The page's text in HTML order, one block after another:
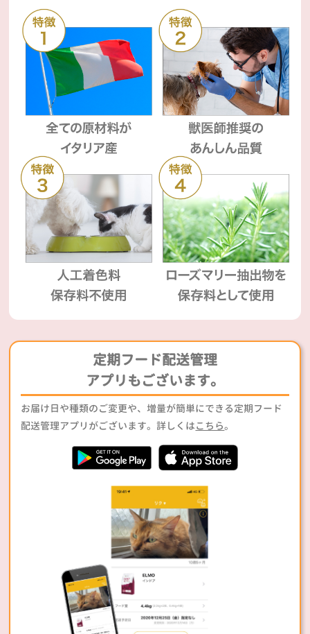
定期フード配送管理
アプリもございます。
お届け日や種類のご変更や、増量が簡単にできる定期フード
配送管理アプリがございます。詳しくはこちら。